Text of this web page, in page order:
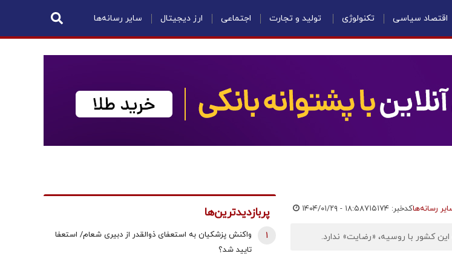
اقتصاد سیاسی تکنولوژی تولید و تجارت اجتماعی ارز دیجیتال سایر رسانه‌ها
رسانه‌هاکدخبر: ۷۱۵۱۷۴ ۱۴۰۴/۰۱/۲۹ - ۱۸:۵۸
کشور با روسیه، «رضایت» ندارد.
پربازدیدترین‌ها
واکنش پزشکیان به استعفای ذوالقدر از دبیری شعام/ استعفا
تایید شد؟
1